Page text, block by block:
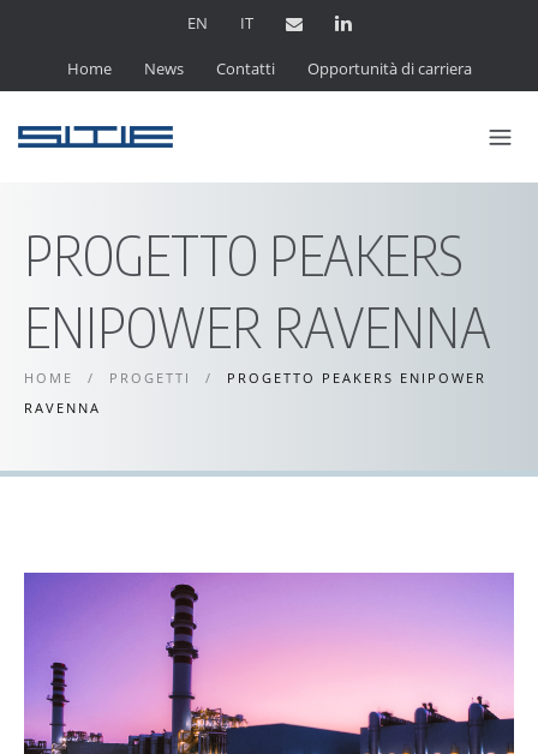
EN IT
Home News Contatti Opportunità di carriera
PROGETTO PEAKERS
ENIPOWER RAVENNA
HOME / PROGETTI /
PROGETTO PEAKERS ENIPOWER
RAVENNA